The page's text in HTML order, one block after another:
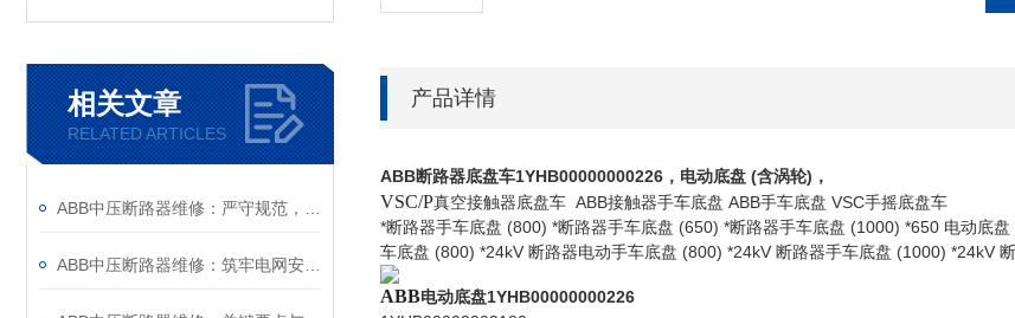
相关文章
RELATED ARTICLES
产品详情
ABB断路器底盘车1YHB00000000226，电动底盘 (含涡轮)，
VSC/P真空接触器底盘车 ABB接触器手车底盘 ABB手车底盘 VSC手摇底盘车
*断路器手车底盘 (800) *断路器手车底盘 (650) *断路器手车底盘 (1000) *650 电动底
车底盘 (800) *24kV 断路器电动手车底盘 (800) *24kV 断路器手车底盘 (1000) *24kV
ABB电动底盘1YHB00000000226